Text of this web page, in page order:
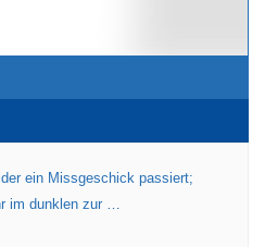
ein Missgeschick passiert;
im dunklen zur …